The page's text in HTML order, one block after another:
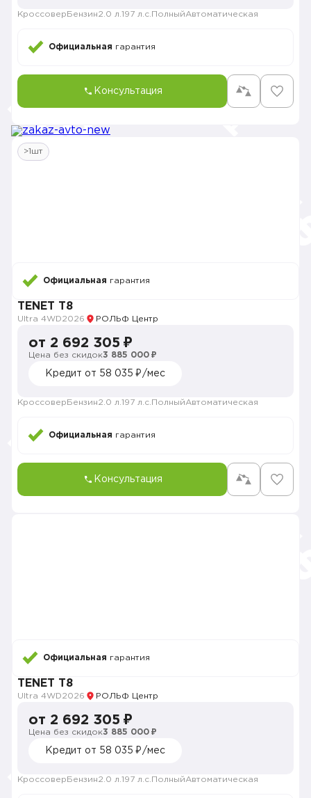
Кроссовер Бензин2.0 л. 197 л.с. ПолныйАвтоматическая
Официальная гарантия
Консультация
>1шт
Официальная гарантия
TENET T8
Ultra 4WD2026 РОЛЬФ Центр
от 2 692 305 ₽
Цена без скидок3 885 000 ₽
Кредит от 58 035 ₽/мес
Кроссовер Бензин2.0 л. 197 л.с. ПолныйАвтоматическая
Официальная гарантия
Консультация
Официальная гарантия
TENET T8
Ultra 4WD2026 РОЛЬФ Центр
от 2 692 305 ₽
Цена без скидок3 885 000 ₽
Кредит от 58 035 ₽/мес
Кроссовер Бензин2.0 л. 197 л.с. ПолныйАвтоматическая